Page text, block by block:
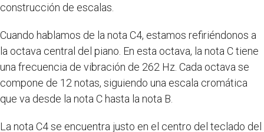
construcción de escalas.
Cuando hablamos de la nota C4, estamos refiriéndonos a
la octava central del piano. En esta octava, la nota C tiene
una frecuencia de vibración de 262 Hz. Cada octava se
compone de 12 notas, siguiendo una escala cromática
que va desde la nota C hasta la nota B.
La nota C4 se encuentra justo en el centro del teclado del